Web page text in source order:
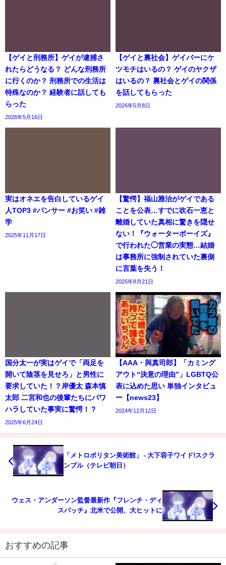
【ゲイと刑務所】ゲイが逮捕さ
れたらどうなる？ どんな刑務所
に行くのか？ 刑務所での生活は
特殊なのか？ 経験者に話しても
らった
2026年5月16日
【ゲイと裏社会】ゲイバーにケ
ツモチはいるの？ ゲイのヤクザ
はいるの？ 裏社会とゲイの関係
を話してもらった
2026年5月8日
実はオネエを告白しているゲイ
人TOP3 #パンサー #お笑い #雑
学
2025年11月17日
【驚愕】福山雅治がゲイである
ことを公表…すでに吹石一恵と
離婚していた真相に驚きを隠せ
ない！『ウォーターボーイズ』
で行われた◯営業の実態…結婚
は事務所に強制されていた裏側
に言葉を失う！
2025年8月21日
国分太一が実はゲイで「両足を
開いて陰茎を見せろ」と男性に
要求していた！？岸優太 森本慎
太郎 二宮和也の後輩たちにパワ
ハラしていた事実に驚愕！？
2025年6月24日
【AAA・與真司郎】「カミング
アウト“決意の理由”」LGBTQ公
表に込めた思い 単独インタビュ
ー【news23】
2024年12月12日
「メトロポリタン美術館」 - 大下容子ワイド!スクラ
ンブル（テレビ朝日）
ウェス・アンダーソン監督最新作『フレンチ・ディ
スパッチ』北米で公開、大ヒットに
おすすめの記事